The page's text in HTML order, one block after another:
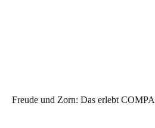
Freude und Zorn: Das erlebt